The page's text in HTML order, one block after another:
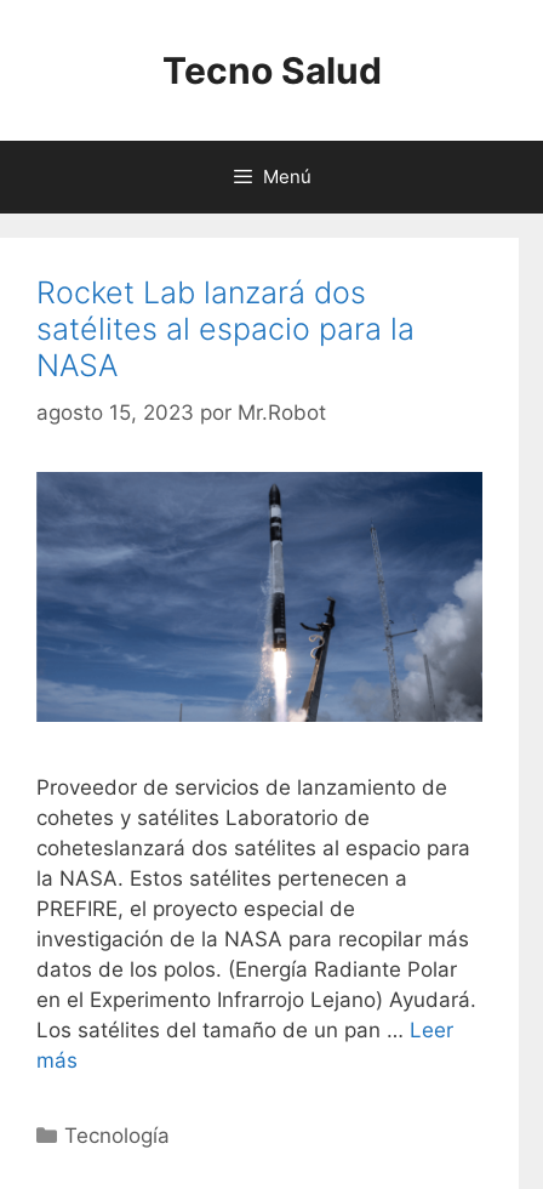
Tecno Salud
Menú
Rocket Lab lanzará dos
satélites al espacio para la
NASA
agosto 15, 2023 por Mr.Robot
Proveedor de servicios de lanzamiento de
cohetes y satélites Laboratorio de
coheteslanzará dos satélites al espacio para
la NASA. Estos satélites pertenecen a
PREFIRE, el proyecto especial de
investigación de la NASA para recopilar más
datos de los polos. (Energía Radiante Polar
en el Experimento Infrarrojo Lejano) Ayudará.
Los satélites del tamaño de un pan … Leer
más
C
Tecnología